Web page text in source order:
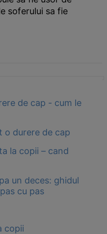
soferului sa fie
de cap - cum le
o durere de cap
la copii – cand
un deces: ghidul
cu pas
copii